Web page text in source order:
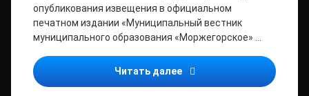
опубликования извещения в официальном
печатном издании «Муниципальный вестник
муниципального образования «Моржегорское» …
Читать далее Извещение о